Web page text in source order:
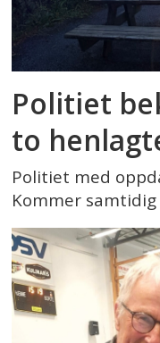
Politiet
to
Politiet med
Kommer